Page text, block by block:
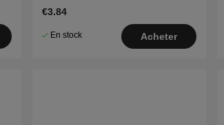
€3.84
En stock Acheter